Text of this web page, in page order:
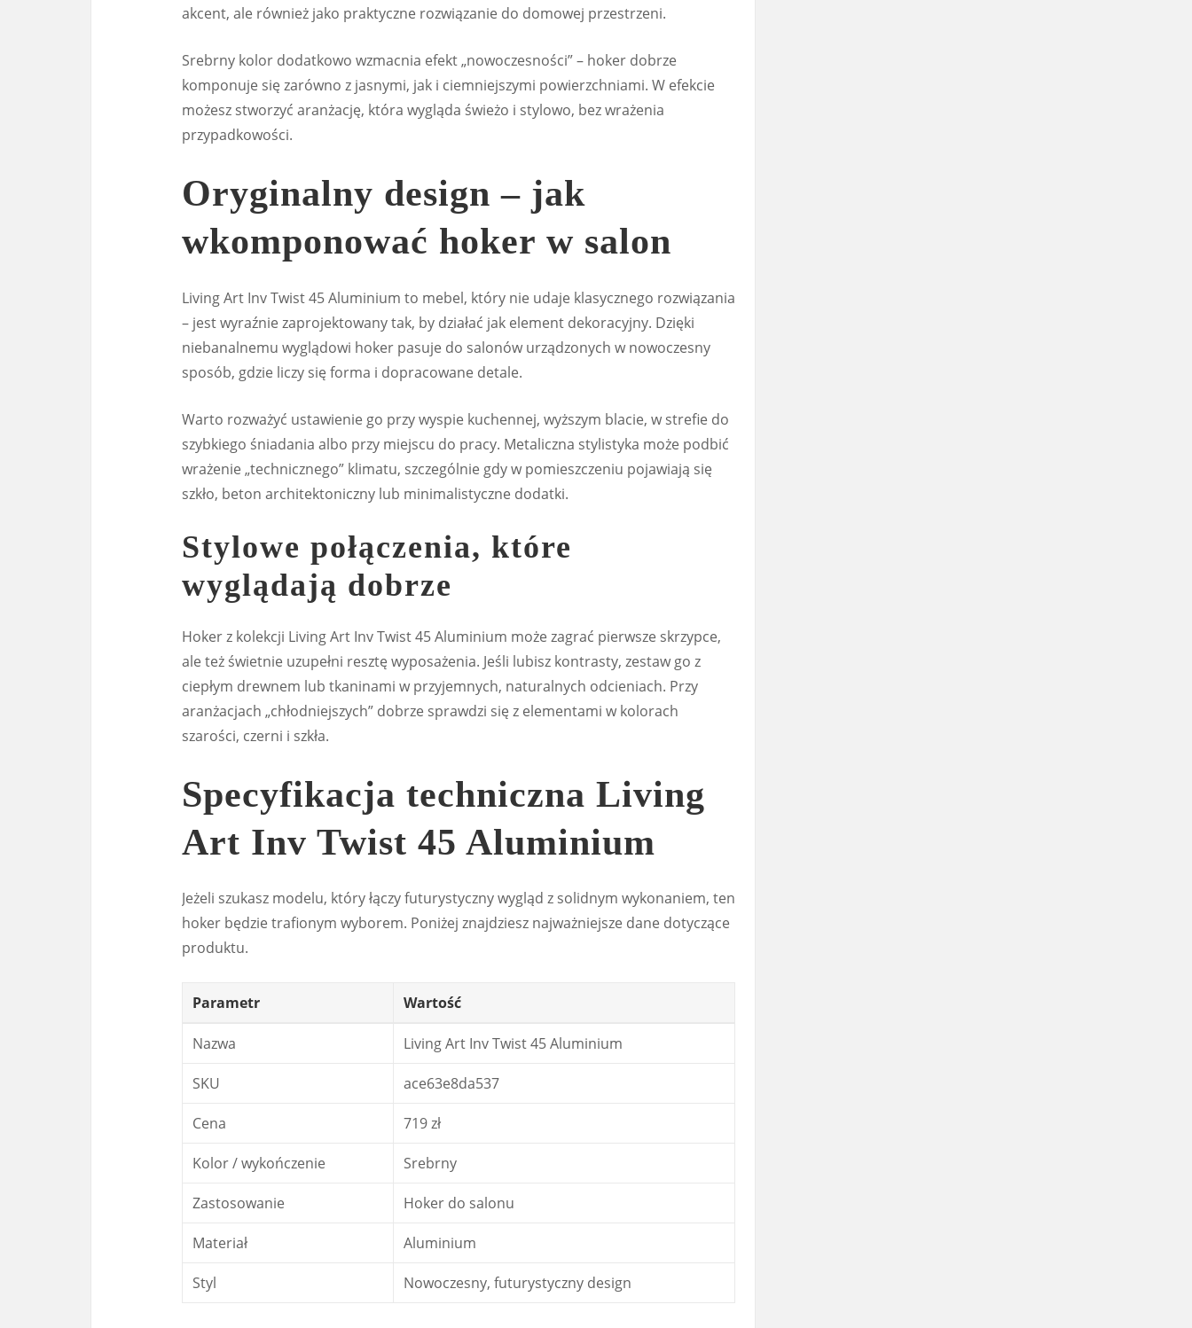
akcent, ale również jako praktyczne rozwiązanie do domowej przestrzeni.
Srebrny kolor dodatkowo wzmacnia efekt „nowoczesności” – hoker dobrze
komponuje się zarówno z jasnymi, jak i ciemniejszymi powierzchniami. W efekcie
możesz stworzyć aranżację, która wygląda świeżo i stylowo, bez wrażenia
przypadkowości.
Oryginalny design – jak
wkomponować hoker w salon
Living Art Inv Twist 45 Aluminium to mebel, który nie udaje klasycznego rozwiązania
– jest wyraźnie zaprojektowany tak, by działać jak element dekoracyjny. Dzięki
niebanalnemu wyglądowi hoker pasuje do salonów urządzonych w nowoczesny
sposób, gdzie liczy się forma i dopracowane detale.
Warto rozważyć ustawienie go przy wyspie kuchennej, wyższym blacie, w strefie do
szybkiego śniadania albo przy miejscu do pracy. Metaliczna stylistyka może podbić
wrażenie „technicznego” klimatu, szczególnie gdy w pomieszczeniu pojawiają się
szkło, beton architektoniczny lub minimalistyczne dodatki.
Stylowe połączenia, które
wyglądają dobrze
Hoker z kolekcji Living Art Inv Twist 45 Aluminium może zagrać pierwsze skrzypce,
ale też świetnie uzupełni resztę wyposażenia. Jeśli lubisz kontrasty, zestaw go z
ciepłym drewnem lub tkaninami w przyjemnych, naturalnych odcieniach. Przy
aranżacjach „chłodniejszych” dobrze sprawdzi się z elementami w kolorach
szarości, czerni i szkła.
Specyfikacja techniczna Living
Art Inv Twist 45 Aluminium
Jeżeli szukasz modelu, który łączy futurystyczny wygląd z solidnym wykonaniem, ten
hoker będzie trafionym wyborem. Poniżej znajdziesz najważniejsze dane dotyczące
produktu.
Parametr Wartość
Nazwa Living Art Inv Twist 45 Aluminium
SKU ace63e8da537
Cena 719 zł
Kolor / wykończenie Srebrny
Zastosowanie Hoker do salonu
Materiał Aluminium
Styl Nowoczesny, futurystyczny design